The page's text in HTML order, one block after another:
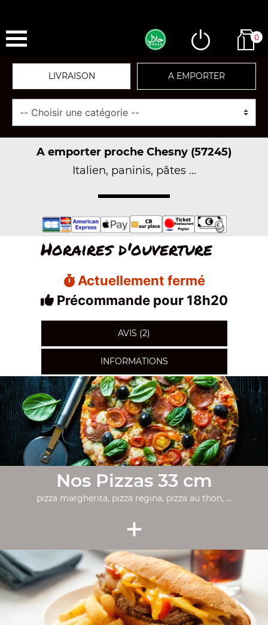
0
LIVRAISON A EMPORTER
A emporter proche Chesny (57245)
Italien, paninis, pâtes ...
Horaires d'ouverture
Actuellement fermé
Précommande pour 18h20
AVIS (2)
INFORMATIONS
Nos Pizzas 33 cm
pizza margherita, pizza regina, pizza au thon, ...
+